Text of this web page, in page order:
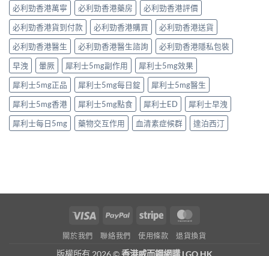
必利勁香港萬寧
必利勁香港藥房
必利勁香港評價
必利勁香港貨到付款
必利勁香港購買
必利勁香港送貨
必利勁香港醫生
必利勁香港醫生諮詢
必利勁香港隱私包裝
早洩
暈厥 犀利士5mg副作用
犀利士5mg效果
犀利士5mg正品
犀利士5mg每日錠
犀利士5mg醫生
犀利士5mg香港
犀利士5mg點食 犀利士ED
犀利士早洩
犀利士每日5mg
藥物交互作用 血清素症候群 達泊西汀
Visa PayPal Stripe
關於我們 聯絡我們 使用條款 退貨換貨